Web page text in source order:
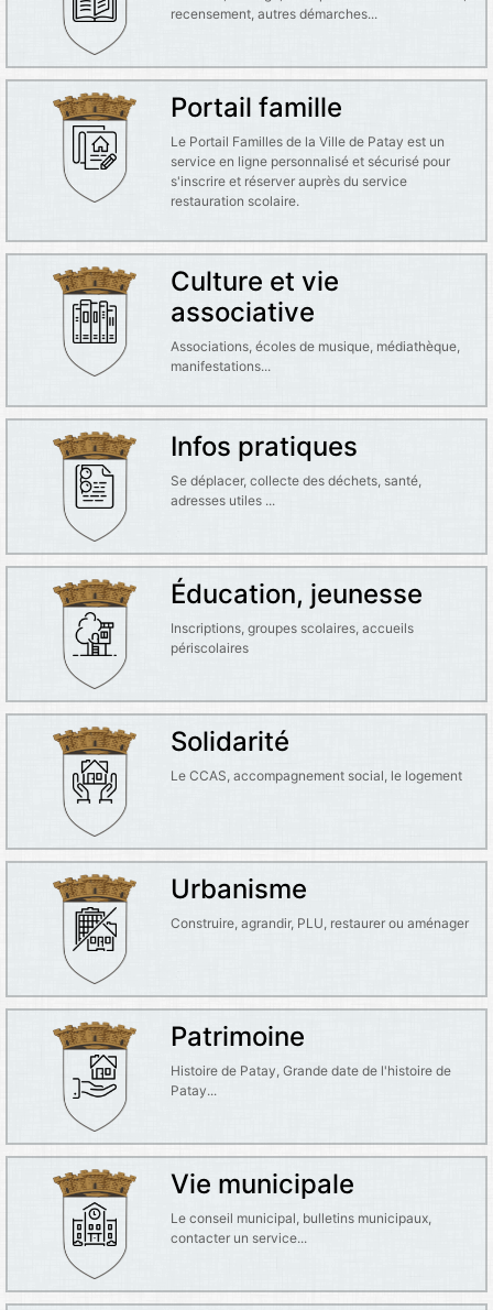
recensement, autres démarches...
Portail famille
Le Portail Familles de la Ville de Patay est un
service en ligne personnalisé et sécurisé pour
s'inscrire et réserver auprès du service
restauration scolaire.
Culture et vie
associative
Associations, écoles de musique, médiathèque,
manifestations...
Infos pratiques
Se déplacer, collecte des déchets, santé,
adresses utiles ...
Éducation, jeunesse
Inscriptions, groupes scolaires, accueils
périscolaires
Solidarité
Le CCAS, accompagnement social, le logement
Urbanisme
Construire, agrandir, PLU, restaurer ou aménager
Patrimoine
Histoire de Patay, Grande date de l'histoire de
Patay...
Vie municipale
Le conseil municipal, bulletins municipaux,
contacter un service...